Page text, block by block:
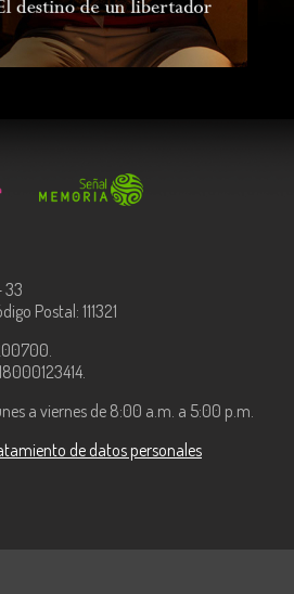
COMPARTIR
33
Postal: 111321
a viernes de 8:00 a.m. a 5:00 p.m.
de datos personales